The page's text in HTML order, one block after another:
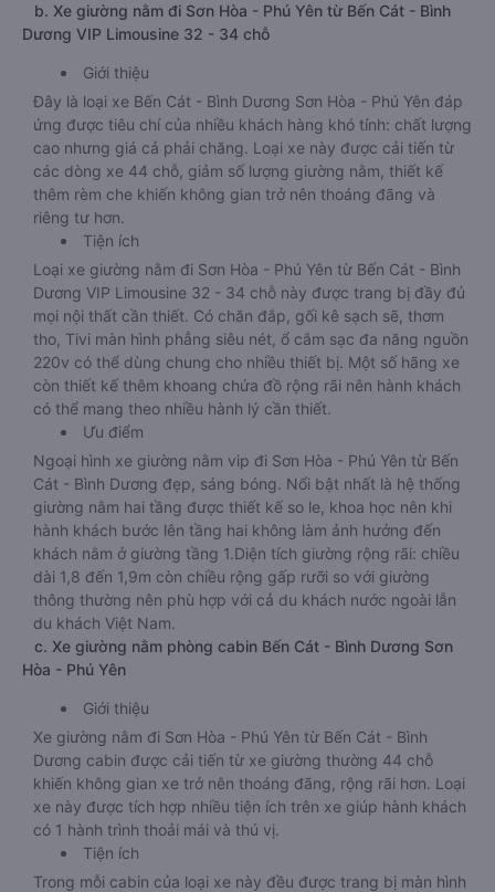
b. Xe giường nằm đi Sơn Hòa - Phú Yên từ Bến Cát - Bình
Dương VIP Limousine 32 - 34 chỗ
Giới thiệu
Đây là loại xe Bến Cát - Bình Dương Sơn Hòa - Phú Yên đáp
ứng được tiêu chí của nhiều khách hàng khó tính: chất lượng
cao nhưng giá cả phải chăng. Loại xe này được cải tiến từ
các dòng xe 44 chỗ, giảm số lượng giường nằm, thiết kế
thêm rèm che khiến không gian trở nên thoáng đãng và
riêng tư hơn.
Tiện ích
Loại xe giường nằm đi Sơn Hòa - Phú Yên từ Bến Cát - Bình
Dương VIP Limousine 32 - 34 chỗ này được trang bị đầy đủ
mọi nội thất cần thiết. Có chăn đắp, gối kê sạch sẽ, thơm
tho, Tivi màn hình phẳng siêu nét, ổ cắm sạc đa năng nguồn
220v có thể dùng chung cho nhiều thiết bị. Một số hãng xe
còn thiết kế thêm khoang chứa đồ rộng rãi nên hành khách
có thể mang theo nhiều hành lý cần thiết.
Ưu điểm
Ngoại hình xe giường nằm vip đi Sơn Hòa - Phú Yên từ Bến
Cát - Bình Dương đẹp, sáng bóng. Nổi bật nhất là hệ thống
giường nằm hai tầng được thiết kế so le, khoa học nên khi
hành khách bước lên tầng hai không làm ảnh hưởng đến
khách nằm ở giường tầng 1.Diện tích giường rộng rãi: chiều
dài 1,8 đến 1,9m còn chiều rộng gấp rưỡi so với giường
thông thường nên phù hợp với cả du khách nước ngoài lẫn
du khách Việt Nam.
c. Xe giường nằm phòng cabin Bến Cát - Bình Dương Sơn
Hòa - Phú Yên
Giới thiệu
Xe giường nằm đi Sơn Hòa - Phú Yên từ Bến Cát - Bình
Dương cabin được cải tiến từ xe giường thường 44 chỗ
khiến không gian xe trở nên thoáng đãng, rộng rãi hơn. Loại
xe này được tích hợp nhiều tiện ích trên xe giúp hành khách
có 1 hành trình thoải mái và thú vị.
Tiện ích
Trong mỗi cabin của loại xe này đều được trang bị màn hình